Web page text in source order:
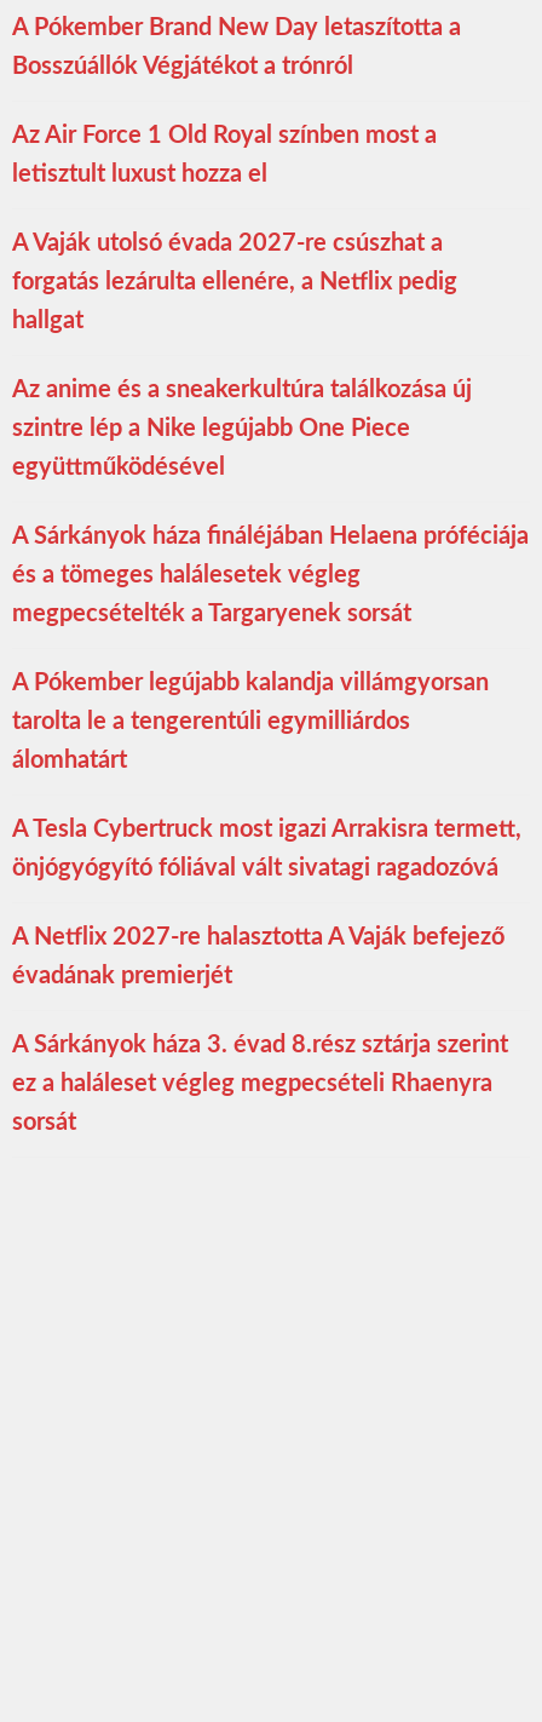
A Pókember Brand New Day letaszította a
Bosszúállók Végjátékot a trónról
Az Air Force 1 Old Royal színben most a
letisztult luxust hozza el
A Vaják utolsó évada 2027-re csúszhat a
forgatás lezárulta ellenére, a Netflix pedig
hallgat
Az anime és a sneakerkultúra találkozása új
szintre lép a Nike legújabb One Piece
együttműködésével
A Sárkányok háza fináléjában Helaena próféciája
és a tömeges halálesetek végleg
megpecsételték a Targaryenek sorsát
A Pókember legújabb kalandja villámgyorsan
tarolta le a tengerentúli egymilliárdos
álomhatárt
A Tesla Cybertruck most igazi Arrakisra termett,
önjógyógyító fóliával vált sivatagi ragadozóvá
A Netflix 2027-re halasztotta A Vaják befejező
évadának premierjét
A Sárkányok háza 3. évad 8.rész sztárja szerint
ez a haláleset végleg megpecsételi Rhaenyra
sorsát